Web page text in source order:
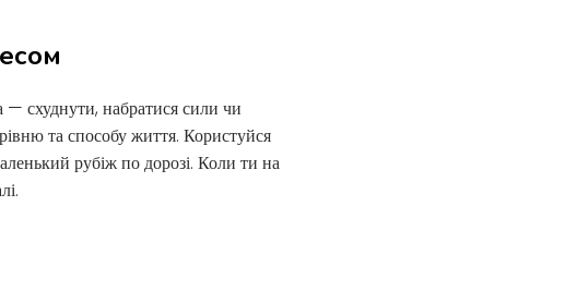
— схуднути, набратися сили чи
та способу життя. Користуйся
рубіж по дорозі. Коли ти на